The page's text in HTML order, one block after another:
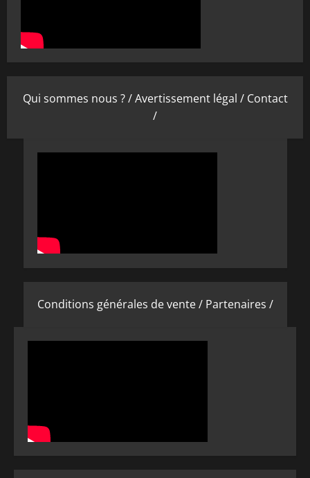
Qui sommes nous ? /Avertissement légal / Contact
/
Conditions générales de vente / Partenaires /